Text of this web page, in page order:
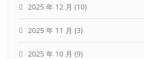
2025 年 12 月 (10)
2025 年 11 月 (3)
2025 年 10 月 (9)